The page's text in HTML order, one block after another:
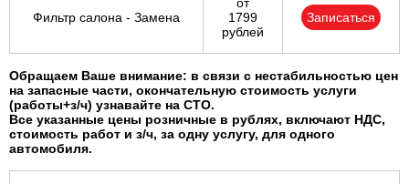
Фильтр салона - Замена
от
1799
рублей
Записаться
Обращаем Ваше внимание: в связи с нестабильностью цен
на запасные части, окончательную стоимость услуги
(работы+з/ч) узнавайте на СТО.
Все указанные цены розничные в рублях, включают НДС,
стоимость работ и з/ч, за одну услугу, для одного
автомобиля.